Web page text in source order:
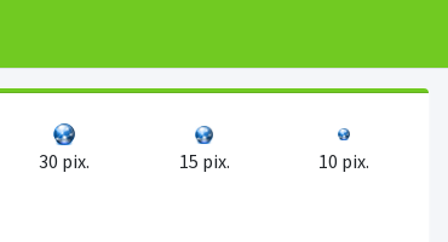
30 pix. 15 pix. 10 pix.